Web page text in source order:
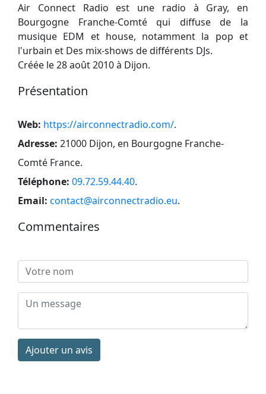
Air Connect Radio est une radio à Gray, en
Bourgogne Franche-Comté qui diffuse de la
musique EDM et house, notamment la pop et
l'urbain et Des mix-shows de différents DJs.
Créée le 28 août 2010 à Dijon.
Présentation
Web: https://airconnectradio.com/.
Adresse: 21000 Dijon, en Bourgogne Franche-
Comté France.
Téléphone: 09.72.59.44.40.
Email: contact@airconnectradio.eu.
Commentaires
Ajouter un avis